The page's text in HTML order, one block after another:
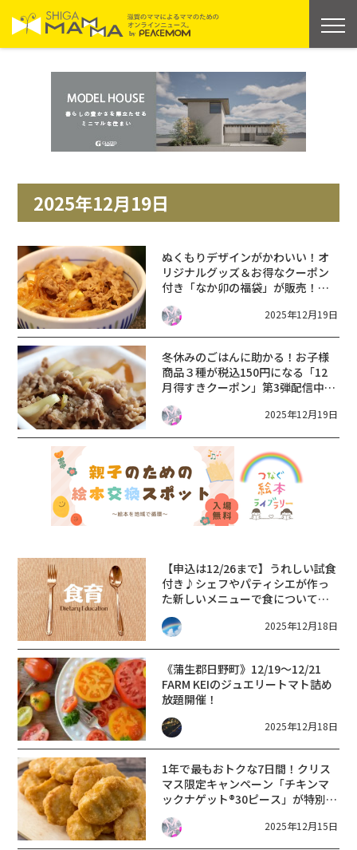
2025年12月19日
ぬくもりデザインがかわいい！オ
リジナルグッズ＆お得なクーポン
付き「なか卯の福袋」が販売！
【12月19日〜数量限定】
2025年12月19日
冬休みのごはんに助かる！お子様
商品３種が税込150円になる「12
月得すきクーポン」第3弾配信中！
【〜12月26日/すき家】
2025年12月19日
【申込は12/26まで】うれしい試食
付き♪シェフやパティシエが作っ
た新しいメニューで食について学
ぼう！【郷土料理おやこ食育教
室・守山市】
2025年12月18日
《蒲生郡日野町》12/19～12/21
FARM KEIのジュエリートマト詰め
放題開催！
2025年12月18日
1年で最もおトクな7日間！クリス
マス限定キャンペーン「チキンマ
ックナゲット®30ピース」が特別価
格950円★【12月19日〜25日/マク
ドナルド】
2025年12月15日